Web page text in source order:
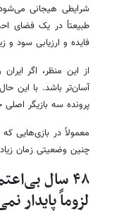
شرایطی هیجانی
طبیعتاً در یک فضای
فایده و ارزیابی سود و
از این منظر، اگر
آسان‌تر باشد. با این
پرونده سه بازیگر اصلی
معمولاً در بازی‌هایی
چنین وضعیتی زمان
۴۸ سال
لزوماً پایدار